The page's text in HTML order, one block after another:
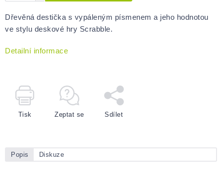
Dřevěná destička s vypáleným písmenem a jeho hodnotou
ve stylu deskové hry Scrabble.
Detailní informace
Tisk Zeptat se Sdílet
Popis Diskuze